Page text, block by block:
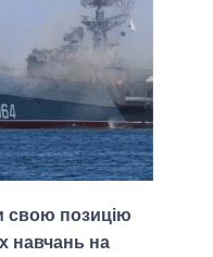
свою позицію
навчань на